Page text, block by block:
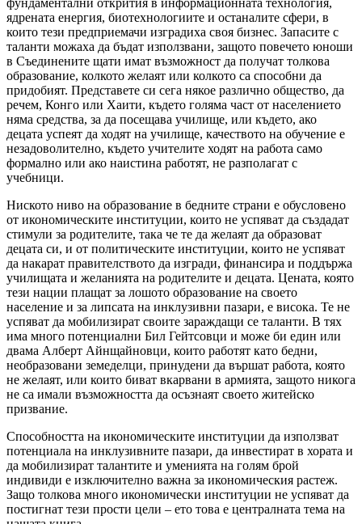
ядрената енергия, биотехнологиите и останалите сфери, в
които тези предприемачи изградиха своя бизнес. Запасите с
таланти можаха да бъдат използвани, защото повечето юноши
в Съединените щати имат възможност да получат толкова
образование, колкото желаят или колкото са способни да
придобият. Представете си сега някое различно общество, да
речем, Конго или Хаити, където голяма част от населението
няма средства, за да посещава училище, или където, ако
децата успеят да ходят на училище, качеството на обучение е
незадоволително, където учителите ходят на работа само
формално или ако наистина работят, не разполагат с
учебници.
Ниското ниво на образование в бедните страни е обусловено
от икономическите институции, които не успяват да създадат
стимули за родителите, така че те да желаят да образоват
децата си, и от политическите институции, които не успяват
да накарат правителството да изгради, финансира и поддържа
училищата и желанията на родителите и децата. Цената, която
тези нации плащат за лошото образование на своето
население и за липсата на инклузивни пазари, е висока. Те не
успяват да мобилизират своите зараждащи се таланти. В тях
има много потенциални Бил Гейтсовци и може би един или
двама Алберт Айнщайновци, които работят като бедни,
необразовани земеделци, принудени да вършат работа, която
не желаят, или които биват вкарвани в армията, защото никога
не са имали възможността да осъзнаят своето житейско
призвание.
Способността на икономическите институции да използват
потенциала на инклузивните пазари, да инвестират в хората и
да мобилизират талантите и уменията на голям брой
индивиди е изключително важна за икономическия растеж.
Защо толкова много икономически институции не успяват да
постигнат тези прости цели – ето това е централната тема на